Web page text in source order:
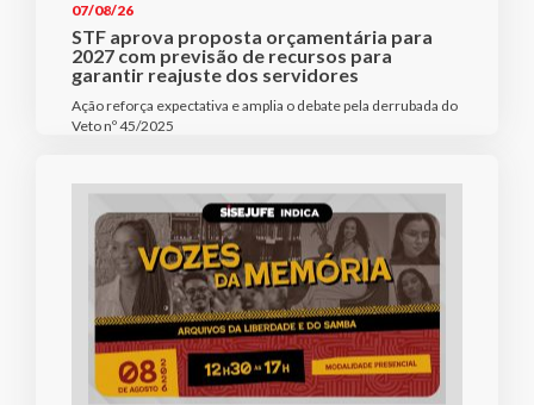
07/08/26
STF aprova proposta orçamentária para
2027 com previsão de recursos para
garantir reajuste dos servidores
Ação reforça expectativa e amplia o debate pela derrubada do
Veto nº 45/2025